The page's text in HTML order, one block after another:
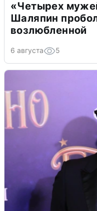
«Четырех
Шаляпин
возлюбленной
6 августа 5